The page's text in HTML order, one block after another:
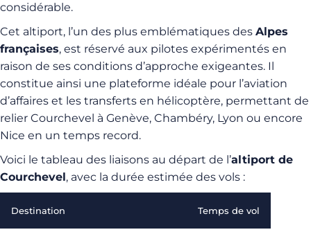
considérable.
Cet altiport, l’un des plus emblématiques des Alpes
françaises, est réservé aux pilotes expérimentés en
raison de ses conditions d’approche exigeantes. Il
constitue ainsi une plateforme idéale pour l’aviation
d’affaires et les transferts en hélicoptère, permettant de
relier Courchevel à Genève, Chambéry, Lyon ou encore
Nice en un temps record.
Voici le tableau des liaisons au départ de l’altiport de
Courchevel, avec la durée estimée des vols :
Destination Temps de vol